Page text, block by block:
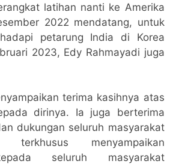
latihan nanti ke Amerika
2022 mendatang, untuk
petarung India di Korea
2023, Edy Rahmayadi juga
terima kasihnya atas
dirinya. Ia juga berterima
dukungan seluruh masyarakat
menyampaikan
seluruh masyarakat